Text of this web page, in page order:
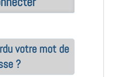
votre mot de
?